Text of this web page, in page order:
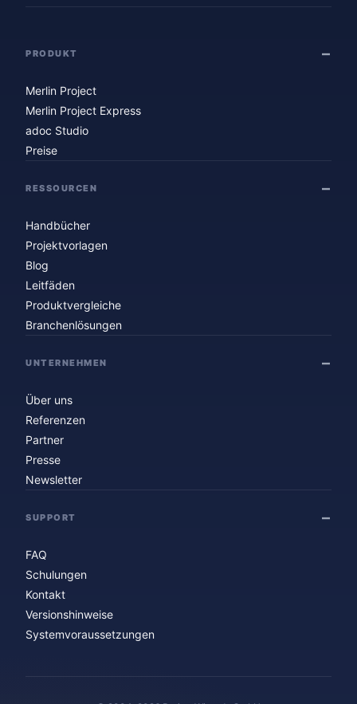
PRODUKT
Merlin Project
Merlin Project Express
adoc Studio
Preise
RESSOURCEN
Handbücher
Projektvorlagen
Blog
Leitfäden
Produktvergleiche
Branchenlösungen
UNTERNEHMEN
Über uns
Referenzen
Partner
Presse
Newsletter
SUPPORT
FAQ
Schulungen
Kontakt
Versionshinweise
Systemvoraussetzungen